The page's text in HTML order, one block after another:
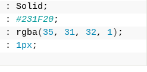
: Solid;
: #231F20;
: rgba( 35, 31, 32, 1) ;
: 1px ;